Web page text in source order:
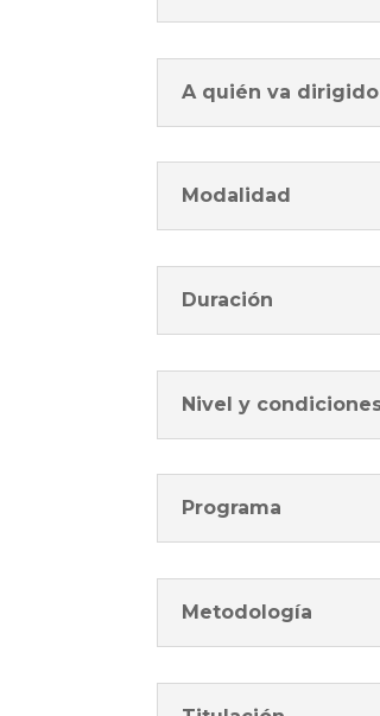
A quién va dirigido
Modalidad
Duración
Nivel y
Programa
Metodología